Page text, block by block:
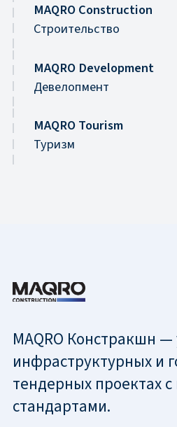
MAQRO Construction
Строительство
MAQRO Development
Девелопмент
MAQRO Tourism
Туризм
MAQRO Констракшн —
инфраструктурных и
тендерных проектах
стандартами.